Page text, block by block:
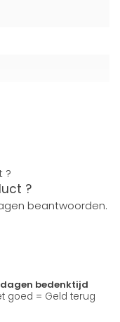
?
beantwoorden.
dagen bedenktijd
goed = Geld terug